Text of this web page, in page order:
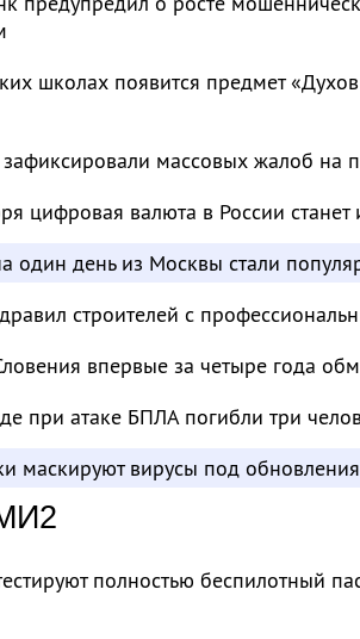
школах появится предмет
массовых жалоб на
цифровая валюта в России
один день из Москвы стали
строителей с
впервые за четыре года
при атаке БПЛА погибли три
маскируют вирусы под
полностью беспилотный